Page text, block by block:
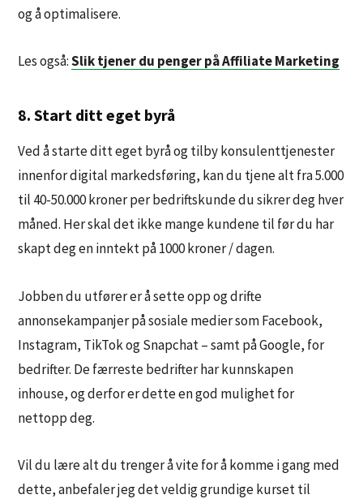
og å optimalisere.
Les også:Slik tjener du penger på Affiliate Marketing
8. Start ditt eget byrå
Ved å starte ditt eget byrå og tilby konsulenttjenester
innenfor digital markedsføring, kan du tjene alt fra 5.000
til 40-50.000 kroner per bedriftskunde du sikrer deg hver
måned. Her skal det ikke mange kundene til før du har
skapt deg en inntekt på 1000 kroner / dagen.
Jobben du utfører er å sette opp og drifte
annonsekampanjer på sosiale medier som Facebook,
Instagram, TikTok og Snapchat – samt på Google, for
bedrifter. De færreste bedrifter har kunnskapen
inhouse, og derfor er dette en god mulighet for
nettopp deg.
Vil du lære alt du trenger å vite for å komme i gang med
dette, anbefaler jeg det veldig grundige kurset til